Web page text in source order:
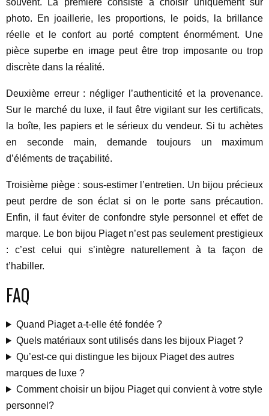
souvent. La première consiste à choisir uniquement sur
photo. En joaillerie, les proportions, le poids, la brillance
réelle et le confort au porté comptent énormément. Une
pièce superbe en image peut être trop imposante ou trop
discrète dans la réalité.
Deuxième erreur : négliger l’authenticité et la provenance.
Sur le marché du luxe, il faut être vigilant sur les certificats,
la boîte, les papiers et le sérieux du vendeur. Si tu achètes
en seconde main, demande toujours un maximum
d’éléments de traçabilité.
Troisième piège : sous-estimer l’entretien. Un bijou précieux
peut perdre de son éclat si on le porte sans précaution.
Enfin, il faut éviter de confondre style personnel et effet de
marque. Le bon bijou Piaget n’est pas seulement prestigieux
: c’est celui qui s’intègre naturellement à ta façon de
t’habiller.
FAQ
Quand Piaget a-t-elle été fondée ?
Quels matériaux sont utilisés dans les bijoux Piaget ?
Qu’est-ce qui distingue les bijoux Piaget des autres
marques de luxe ?
Comment choisir un bijou Piaget qui convient à votre style
personnel?